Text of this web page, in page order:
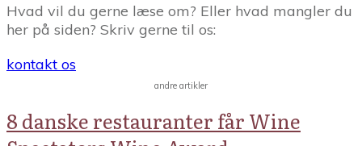
Hvad vil du gerne læse om? Eller hvad mangler du
her på siden? Skriv gerne til os:
kontakt os
andre artikler
8 danske restauranter får Wine